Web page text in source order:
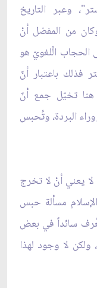
وعبر التاريخ
من المفضل أنْ
الحجاب الّلغويّ هو
فذلك باعتبار أنّ
تخيّل جمع أنّ
البردة، وتُحبس
لا يعني أنْ لا تخرج
مسألة حبس
سائداً في بعض
ولكن لا وجود لهذا